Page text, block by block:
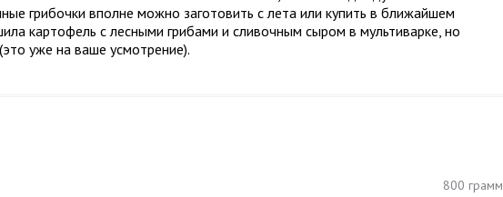
грибочки вполне можно заготовить с лета или купить в ближайшем
картофель с лесными грибами и сливочным сыром в мультиварке, но
уже на ваше усмотрение).
800 грамм